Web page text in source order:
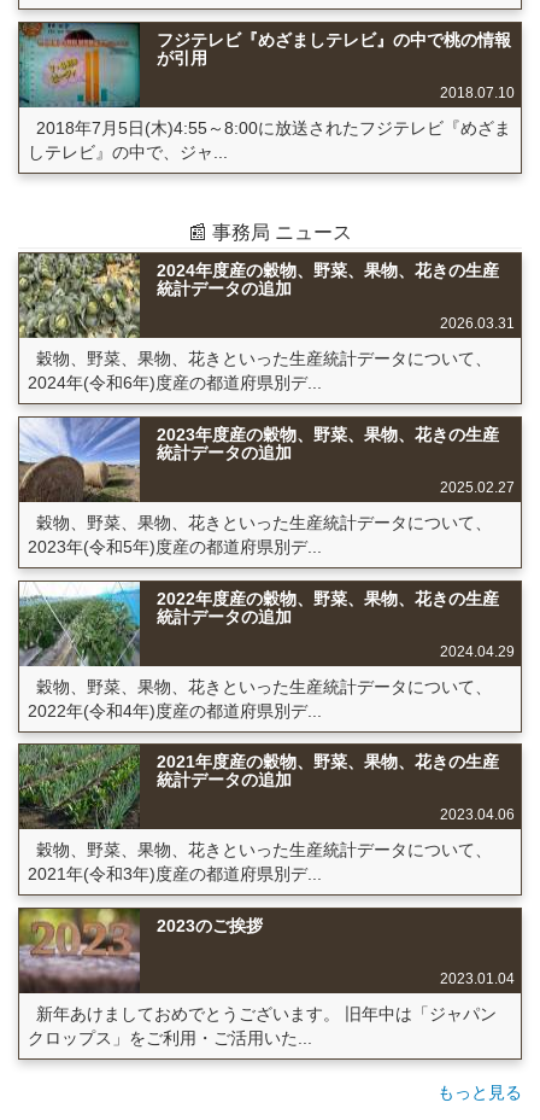
フジテレビ『めざましテレビ』の中で桃の情報
が引用
2018.07.10
2018年7月5日(木)4:55～8:00に放送されたフジテレビ『めざま
しテレビ』の中で、ジャ...
📰 事務局 ニュース
2024年度産の穀物、野菜、果物、花きの生産
統計データの追加
2026.03.31
穀物、野菜、果物、花きといった生産統計データについて、
2024年(令和6年)度産の都道府県別デ...
2023年度産の穀物、野菜、果物、花きの生産
統計データの追加
2025.02.27
穀物、野菜、果物、花きといった生産統計データについて、
2023年(令和5年)度産の都道府県別デ...
2022年度産の穀物、野菜、果物、花きの生産
統計データの追加
2024.04.29
穀物、野菜、果物、花きといった生産統計データについて、
2022年(令和4年)度産の都道府県別デ...
2021年度産の穀物、野菜、果物、花きの生産
統計データの追加
2023.04.06
穀物、野菜、果物、花きといった生産統計データについて、
2021年(令和3年)度産の都道府県別デ...
2023のご挨拶
2023.01.04
新年あけましておめでとうございます。 旧年中は「ジャパン
クロップス」をご利用・ご活用いた...
もっと見る